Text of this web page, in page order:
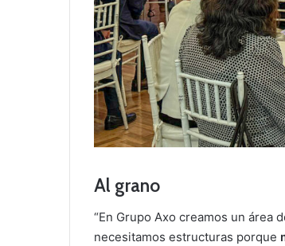
Al grano
“En Grupo Axo creamos un área
necesitamos estructuras porque